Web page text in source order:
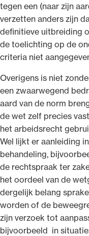
tegen een (naar zijn
verzetten anders zijn
definitieve uitbreiding
de toelichting op de
criteria niet
Overigens is niet
een zwaarwegend
aard van de norm
de wet zelf precies
het arbeidsrecht
Wel lijkt er aanleiding
behandeling,
de rechtspraak ter
het oordeel van de
dergelijk belang
worden of de
zijn verzoek tot
bijvoorbeeld in